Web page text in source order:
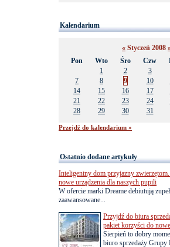
Kalendarium
« Styczeń 2008
Pon
Wto Śro Czw
1
2 3
7
8 9 10
14
15 16 17
21
22 23 24
28
29 30 31
Przejdź do kalendarium »
Ostatnio dodane artykuły
Inteligentny dom przyjazny
nowe urządzenia dla naszych pupili
W ofercie marki Dreame debiutują
zaawansowane...
Przyjdź do biura
pakiet korzyści do
Sierpień to dobry
biuro sprzedaży Grupy